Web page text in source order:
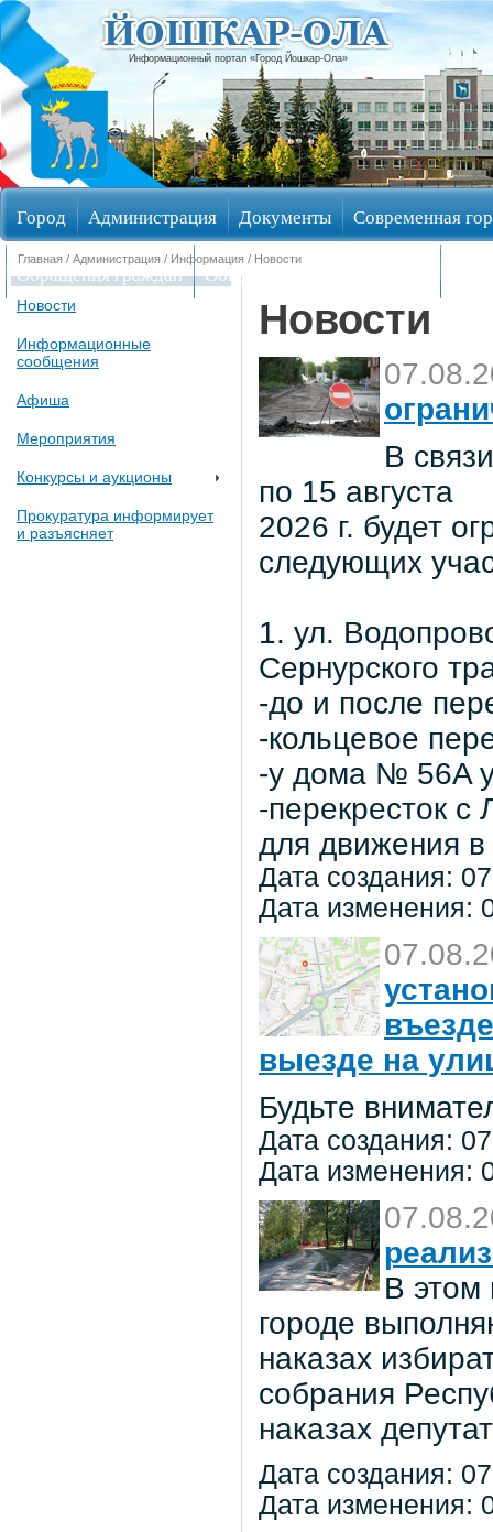
Информационный портал «Город Йошкар-Ола»
Город Администрация Документы Современная
Обращения граждан Общественные обсуждения
Главная / Администрация / Информация / Новости
Новости
Информационные
сообщения
Афиша
Мероприятия
Конкурсы и аукционы
Прокуратура информирует
и разъясняет
Новости
В
по 15 августа
2026 г. будет
следующих
1. ул.
Сернурского
-до и после
-кольцевое
-у дома № 56A
-перекресток с
для движения
Дата создания:
Дата изменения:
выезде на
Будьте
Дата создания:
Дата изменения:
В этом
городе
наказах
собрания
наказах
Дата создания:
Дата изменения: